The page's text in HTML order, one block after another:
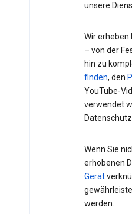
unsere
Wir erheben
– von der
hin zu
finden, den
YouTube-
verwendet
Wenn Sie
erhobenen
Gerät
werden.